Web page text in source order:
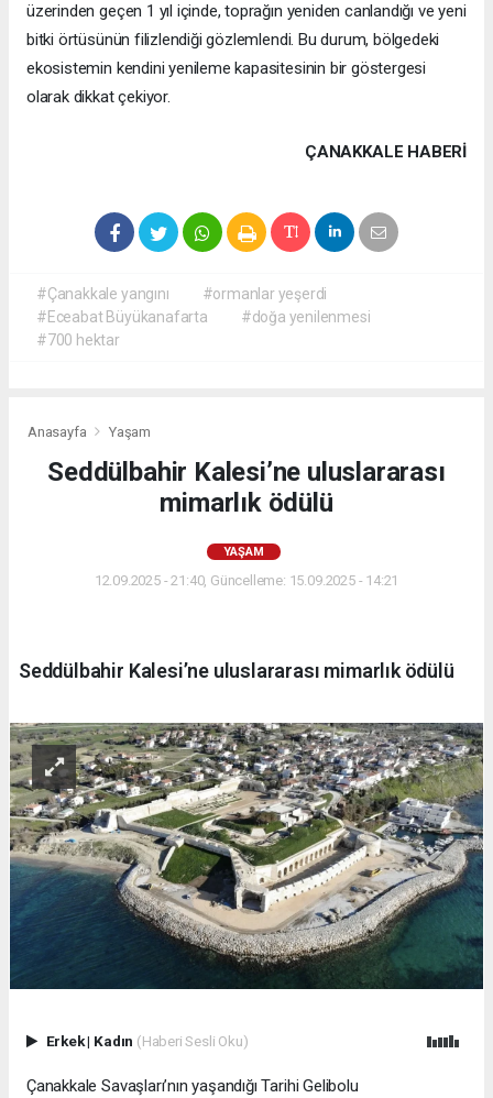
üzerinden geçen 1 yıl içinde, toprağın yeniden canlandığı ve yeni
bitki örtüsünün filizlendiği gözlemlendi. Bu durum, bölgedeki
ekosistemin kendini yenileme kapasitesinin bir göstergesi
olarak dikkat çekiyor.
ÇANAKKALE HABERİ
#Çanakkale yangını
#ormanlar yeşerdi
#Eceabat Büyükanafarta
#doğa yenilenmesi
#700 hektar
Anasayfa Yaşam
Seddülbahir Kalesi’ne uluslararası
mimarlık ödülü
YAŞAM
12.09.2025 - 21:40, Güncelleme: 15.09.2025 - 14:21
Seddülbahir Kalesi’ne uluslararası mimarlık ödülü
Erkek| Kadın (Haberi Sesli Oku)
Çanakkale Savaşları’nın yaşandığı Tarihi Gelibolu